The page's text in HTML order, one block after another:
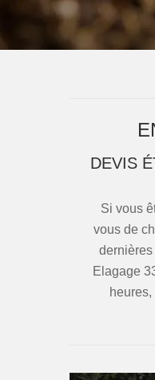
DEVIS
Si vous
vous de
Elagage